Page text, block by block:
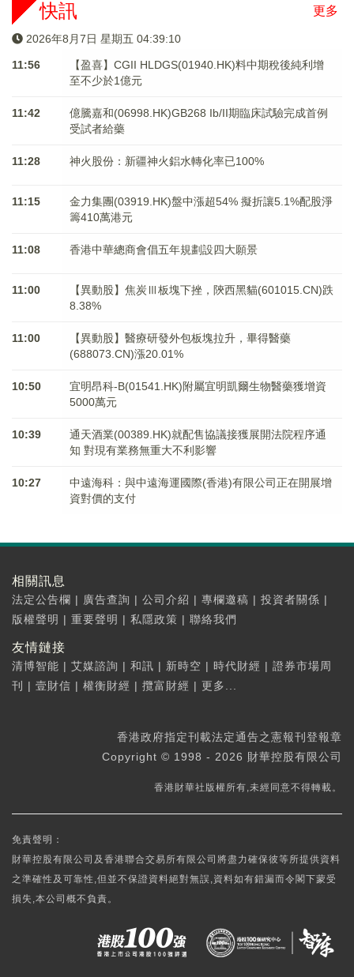
更多
快訊
2026年8月7日 星期五 04:39:10
11:56
【盈喜】CGII HLDGS(01940.HK)料中期稅後純利增
至不少於1億元
11:42
億騰嘉和(06998.HK)GB268 Ib/II期臨床試驗完成首例
受試者給藥
11:28 神火股份：新疆神火鋁水轉化率已100%
11:15
金力集團(03919.HK)盤中漲超54% 擬折讓5.1%配股淨
籌410萬港元
11:08 香港中華總商會倡五年規劃設四大願景
11:00
【異動股】焦炭Ⅲ板塊下挫，陝西黑貓(601015.CN)跌
8.38%
11:00
【異動股】醫療研發外包板塊拉升，畢得醫藥
(688073.CN)漲20.01%
10:50
宜明昂科-B(01541.HK)附屬宜明凱爾生物醫藥獲增資
5000萬元
10:39
通天酒業(00389.HK)就配售協議接獲展開法院程序通
知 對現有業務無重大不利影響
10:27
中遠海科：與中遠海運國際(香港)有限公司正在開展增
資對價的支付
相關訊息
法定公告欄 | 廣告查詢 | 公司介紹 | 專欄邀稿 | 投資者關係 |
版權聲明 | 重要聲明 | 私隱政策 | 聯絡我們
友情鏈接
清博智能 | 艾媒諮詢 | 和訊 | 新時空 | 時代財經 | 證券市場周
刊
| 壹財信 | 權衡財經 | 攬富財經 | 更多...
香港政府指定刊載法定通告之憲報刊登報章
Copyright © 1998 - 2026 財華控股有限公司
香港財華社版權所有,未經同意不得轉載。
免責聲明：
財華控股有限公司及香港聯合交易所有限公司將盡力確保彼等所提供資料
之準確性及可靠性,但並不保證資料絕對無誤,資料如有錯漏而令閣下蒙受
損失,本公司概不負責。